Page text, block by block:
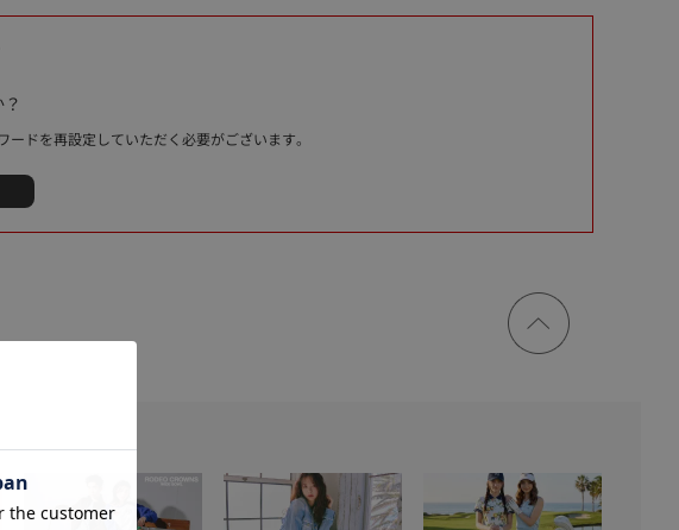
ドを再設定していただく必要がございます。
ページ
トップ